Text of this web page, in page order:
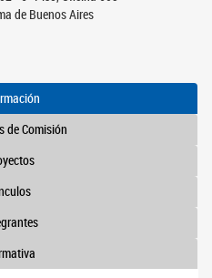
de Buenos Aires
de Comisión